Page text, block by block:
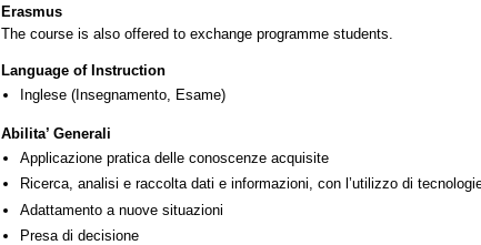
Erasmus
The course is also offered to exchange programme students.
Language of Instruction
Inglese (Insegnamento, Esame)
Abilita’ Generali
Applicazione pratica delle conoscenze acquisite
Ricerca, analisi e raccolta dati e informazioni, con l’utilizzo di
Adattamento a nuove situazioni
Presa di decisione